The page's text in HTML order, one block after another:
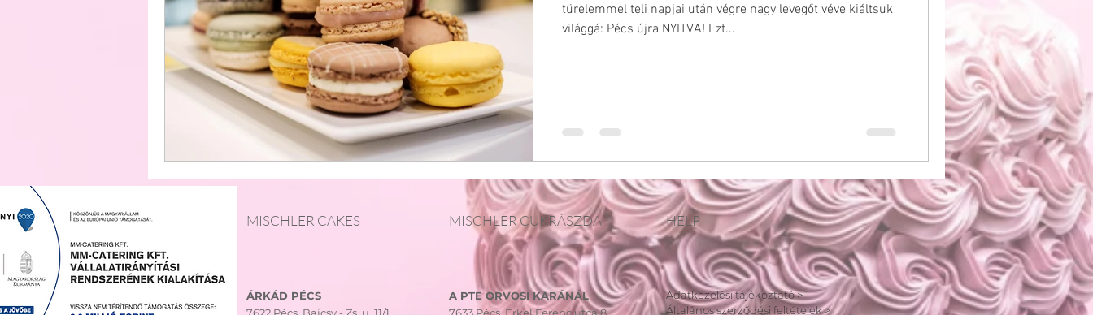
Házhozszállítás
türelemmel teli napjai után végre nagy levegőt véve kiáltsuk
világgá: Pécs újra NYITVA! Ezt...
MISCHLER CAKES
ÁRKÁD PÉCS
MISCHLER CUKRÁSZDA
A PTE ORVOSI KARÁNÁL
HELP
Adatkezelési tájékoztató >
Általános szerződési feltételek >